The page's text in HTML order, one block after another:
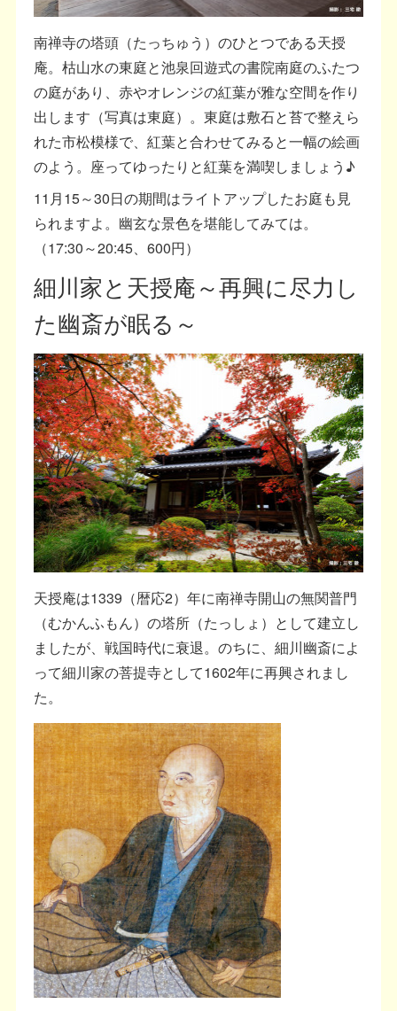
南禅寺の塔頭（たっちゅう）のひとつである天授
庵。枯山水の東庭と池泉回遊式の書院南庭のふたつ
の庭があり、赤やオレンジの紅葉が雅な空間を作り
出します（写真は東庭）。東庭は敷石と苔で整えら
れた市松模様で、紅葉と合わせてみると一幅の絵画
のよう。座ってゆったりと紅葉を満喫しましょう♪
11月15～30日の期間はライトアップしたお庭も見
られますよ。幽玄な景色を堪能してみては。
（17:30～20:45、600円）
細川家と天授庵～再興に尽力し
た幽斎が眠る～
天授庵は1339（暦応2）年に南禅寺開山の無関普門
（むかんふもん）の塔所（たっしょ）として建立し
ましたが、戦国時代に衰退。のちに、細川幽斎によ
って細川家の菩提寺として1602年に再興されまし
た。